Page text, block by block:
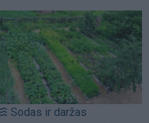
Sodas ir daržas